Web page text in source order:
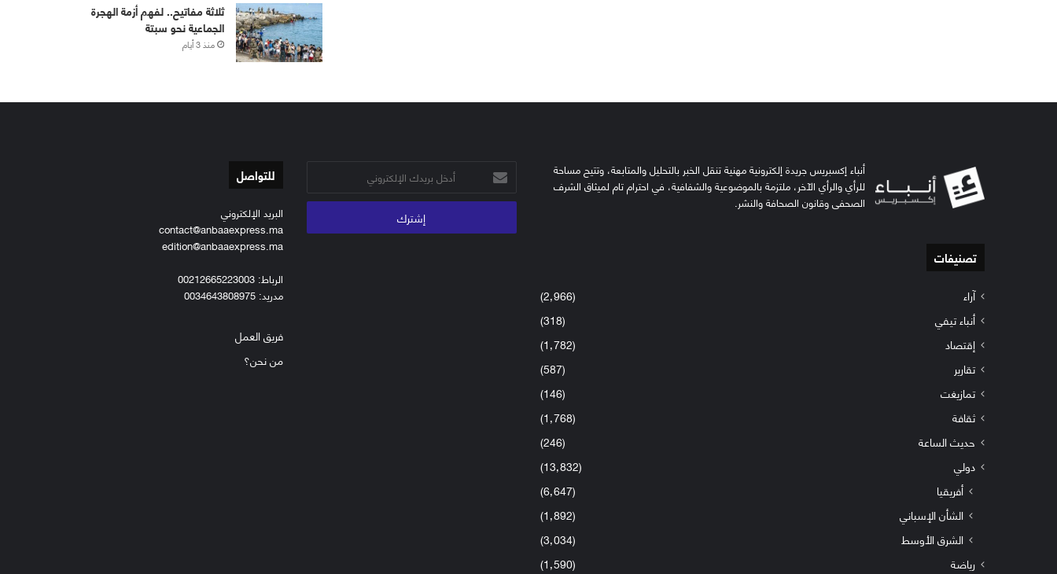
ثلاثة مفاتيح.. لفهم أزمة الهجرة
الجماعية نحو سبتة
منذ 3 أيام
أنباء إكسبريس جريدة إلكترونية مهنية تنقل الخبر بالتحليل والمتابعة، وتتيح مساحة
للرأي والرأي الآخر، ملتزمة بالموضوعية والشفافية، في احترام تام لميثاق الشرف
الصحفي وقانون الصحافة والنشر.
تصنيفات
آراء
(2٬966)
أنباء تيفي
(318)
إقتصاد
(1٬782)
تقارير
(587)
تمازيغت
(146)
ثقافة
(1٬768)
حديث الساعة
(246)
دولي
(13٬832)
أفريقيا
(6٬647)
الشأن الإسباني
(1٬892)
الشرق الأوسط
(3٬034)
رياضة
(1٬590)
أدخل
بريدك
الإلكتروني
للتواصل
البريد الإلكتروني
contact@anbaaexpress.ma
edition@anbaaexpress.ma
الرباط: 00212665223003
مدريد: 0034643808975
فريق العمل
من نحن؟